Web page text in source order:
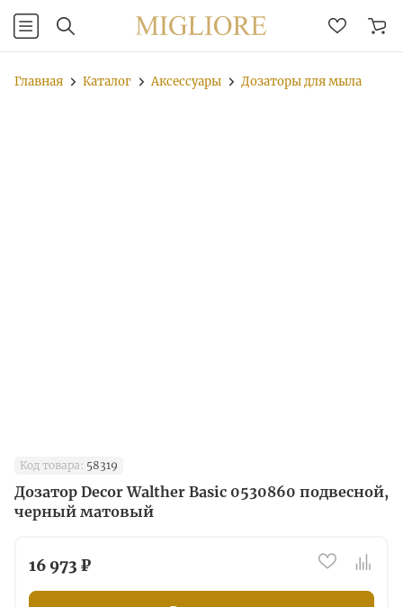
Главная Каталог Аксессуары Дозаторы для мыла
Код товара: 58319
Дозатор Decor Walther Basic 0530860 подвесной,
черный матовый
16 973 ₽